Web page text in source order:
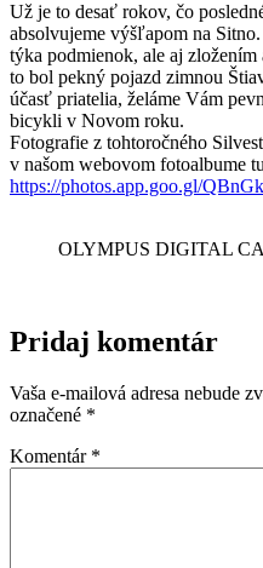
Už je to desať rokov, čo
absolvujeme výšľapom na
týka podmienok, ale aj
to bol pekný pojazd zimnou
účasť priatelia, želáme Vám
bicykli v Novom roku.
Fotografie z tohtoročného
v našom webovom fotoalbume
https://photos.app.goo.gl/
OLYMPUS DIGITAL
Pridaj komentár
Vaša e-mailová adresa nebude
označené *
Komentár *